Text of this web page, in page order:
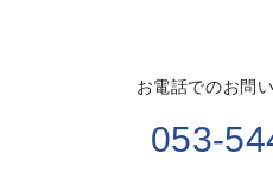
お電話でのお問
053-